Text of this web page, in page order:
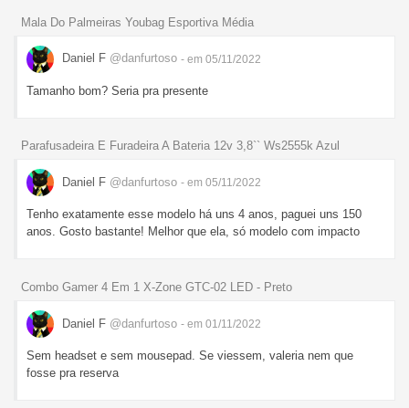
Mala Do Palmeiras Youbag Esportiva Média
Daniel F @danfurtoso - em 05/11/2022
Tamanho bom? Seria pra presente
Parafusadeira E Furadeira A Bateria 12v 3,8`` Ws2555k Azul
Daniel F @danfurtoso - em 05/11/2022
Tenho exatamente esse modelo há uns 4 anos, paguei uns 150
anos. Gosto bastante! Melhor que ela, só modelo com impacto
Combo Gamer 4 Em 1 X-Zone GTC-02 LED - Preto
Daniel F @danfurtoso - em 01/11/2022
Sem headset e sem mousepad. Se viessem, valeria nem que
fosse pra reserva